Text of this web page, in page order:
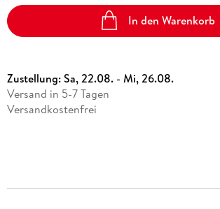
In den Warenkorb
Zustellung:Sa, 22.08. - Mi, 26.08.
Versand in 5-7 Tagen
Versandkostenfrei